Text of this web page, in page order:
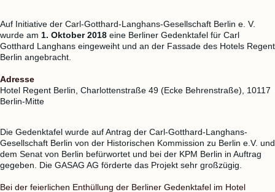
Auf Initiative der Carl-Gotthard-Langhans-Gesellschaft Berlin e. V.
wurde am 1. Oktober 2018 eine Berliner Gedenktafel für Carl
Gotthard Langhans eingeweiht und an der Fassade des Hotels Regent
Berlin angebracht.
Adresse
Hotel Regent Berlin, Charlottenstraße 49 (Ecke Behrenstraße), 10117
Berlin-Mitte
Die Gedenktafel wurde auf Antrag der Carl-Gotthard-Langhans-
Gesellschaft Berlin von der Historischen Kommission zu Berlin e.V. und
dem Senat von Berlin befürwortet und bei der KPM Berlin in Auftrag
gegeben. Die GASAG AG förderte das Projekt sehr großzügig.
Bei der feierlichen Enthüllung der Berliner Gedenktafel im Hotel